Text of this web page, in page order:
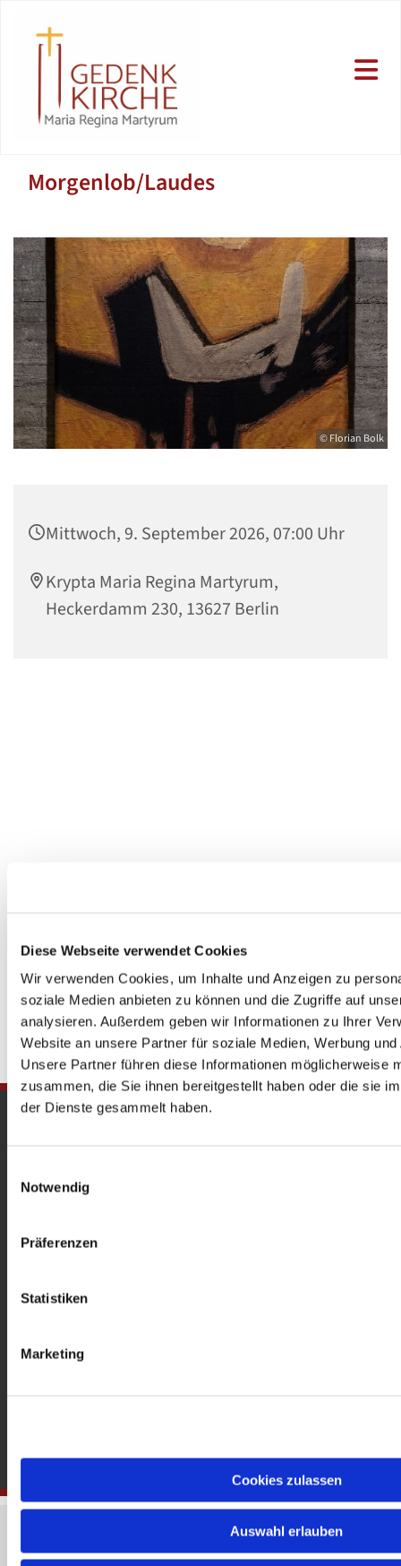
Diese Webseite verwendet Cookies
Wir verwenden Cookies, um Inhalte und Anzeigen zu
soziale Medien anbieten zu können und die Zugriffe auf
analysieren. Außerdem geben wir Informationen zu Ihrer
Website an unsere Partner für soziale Medien, Werbung
Unsere Partner führen diese Informationen möglicherweise
zusammen, die Sie ihnen bereitgestellt haben oder die sie
der Dienste gesammelt haben.
Notwendig
Präferenzen
Statistiken
Marketing
Cookies zulassen
Auswahl erlauben
Morgenlob/Laudes
© Florian Bolk
Mittwoch, 9. September 2026, 07:00 Uhr
Krypta Maria Regina Martyrum,
Heckerdamm 230, 13627 Berlin
Heckerdamm 230, 13627 Berlin |
Offene Kirche: Täglich 08-18 Uhr